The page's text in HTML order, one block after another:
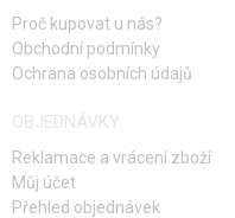
Proč kupovat u nás?
Obchodní podmínky
Ochrana osobních údajů
OBJEDNÁVKY
Reklamace a vrácení zboží
Můj účet
Přehled objednávek